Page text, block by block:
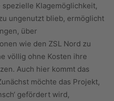
Klagemöglichkeit,
ungenutzt blieb, ermöglicht
über
wie den ZSL Nord zu
völlig ohne Kosten ihre
Auch hier kommt das
möchte das Projekt,
gefördert wird,